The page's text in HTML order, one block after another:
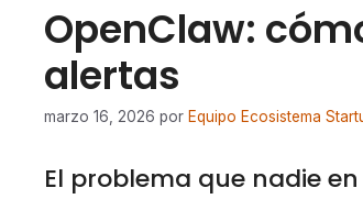
OpenClaw:
alertas
marzo 16, 2026 por Equipo Ecosistema
El problema que nadie